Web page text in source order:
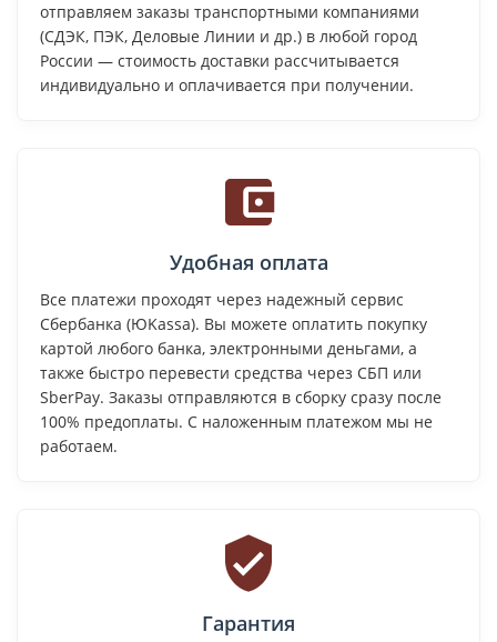
отправляем заказы транспортными компаниями
(СДЭК, ПЭК, Деловые Линии и др.) в любой город
России — стоимость доставки рассчитывается
индивидуально и оплачивается при получении.
Удобная оплата
Все платежи проходят через надежный сервис
Сбербанка (ЮKassa). Вы можете оплатить покупку
картой любого банка, электронными деньгами, а
также быстро перевести средства через СБП или
SberPay. Заказы отправляются в сборку сразу после
100% предоплаты. С наложенным платежом мы не
работаем.
Гарантия